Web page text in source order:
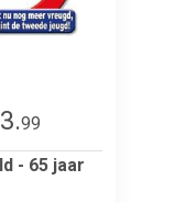
99
- 65 jaar